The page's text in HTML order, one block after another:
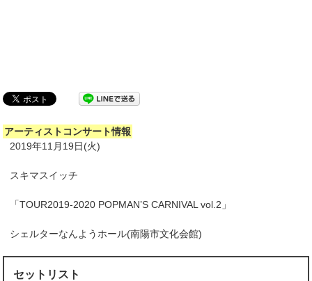
アーティストコンサート情報
2019年11月19日(火)
スキマスイッチ
「TOUR2019-2020 POPMAN’S CARNIVAL vol.2」
シェルターなんようホール(南陽市文化会館)
セットリスト